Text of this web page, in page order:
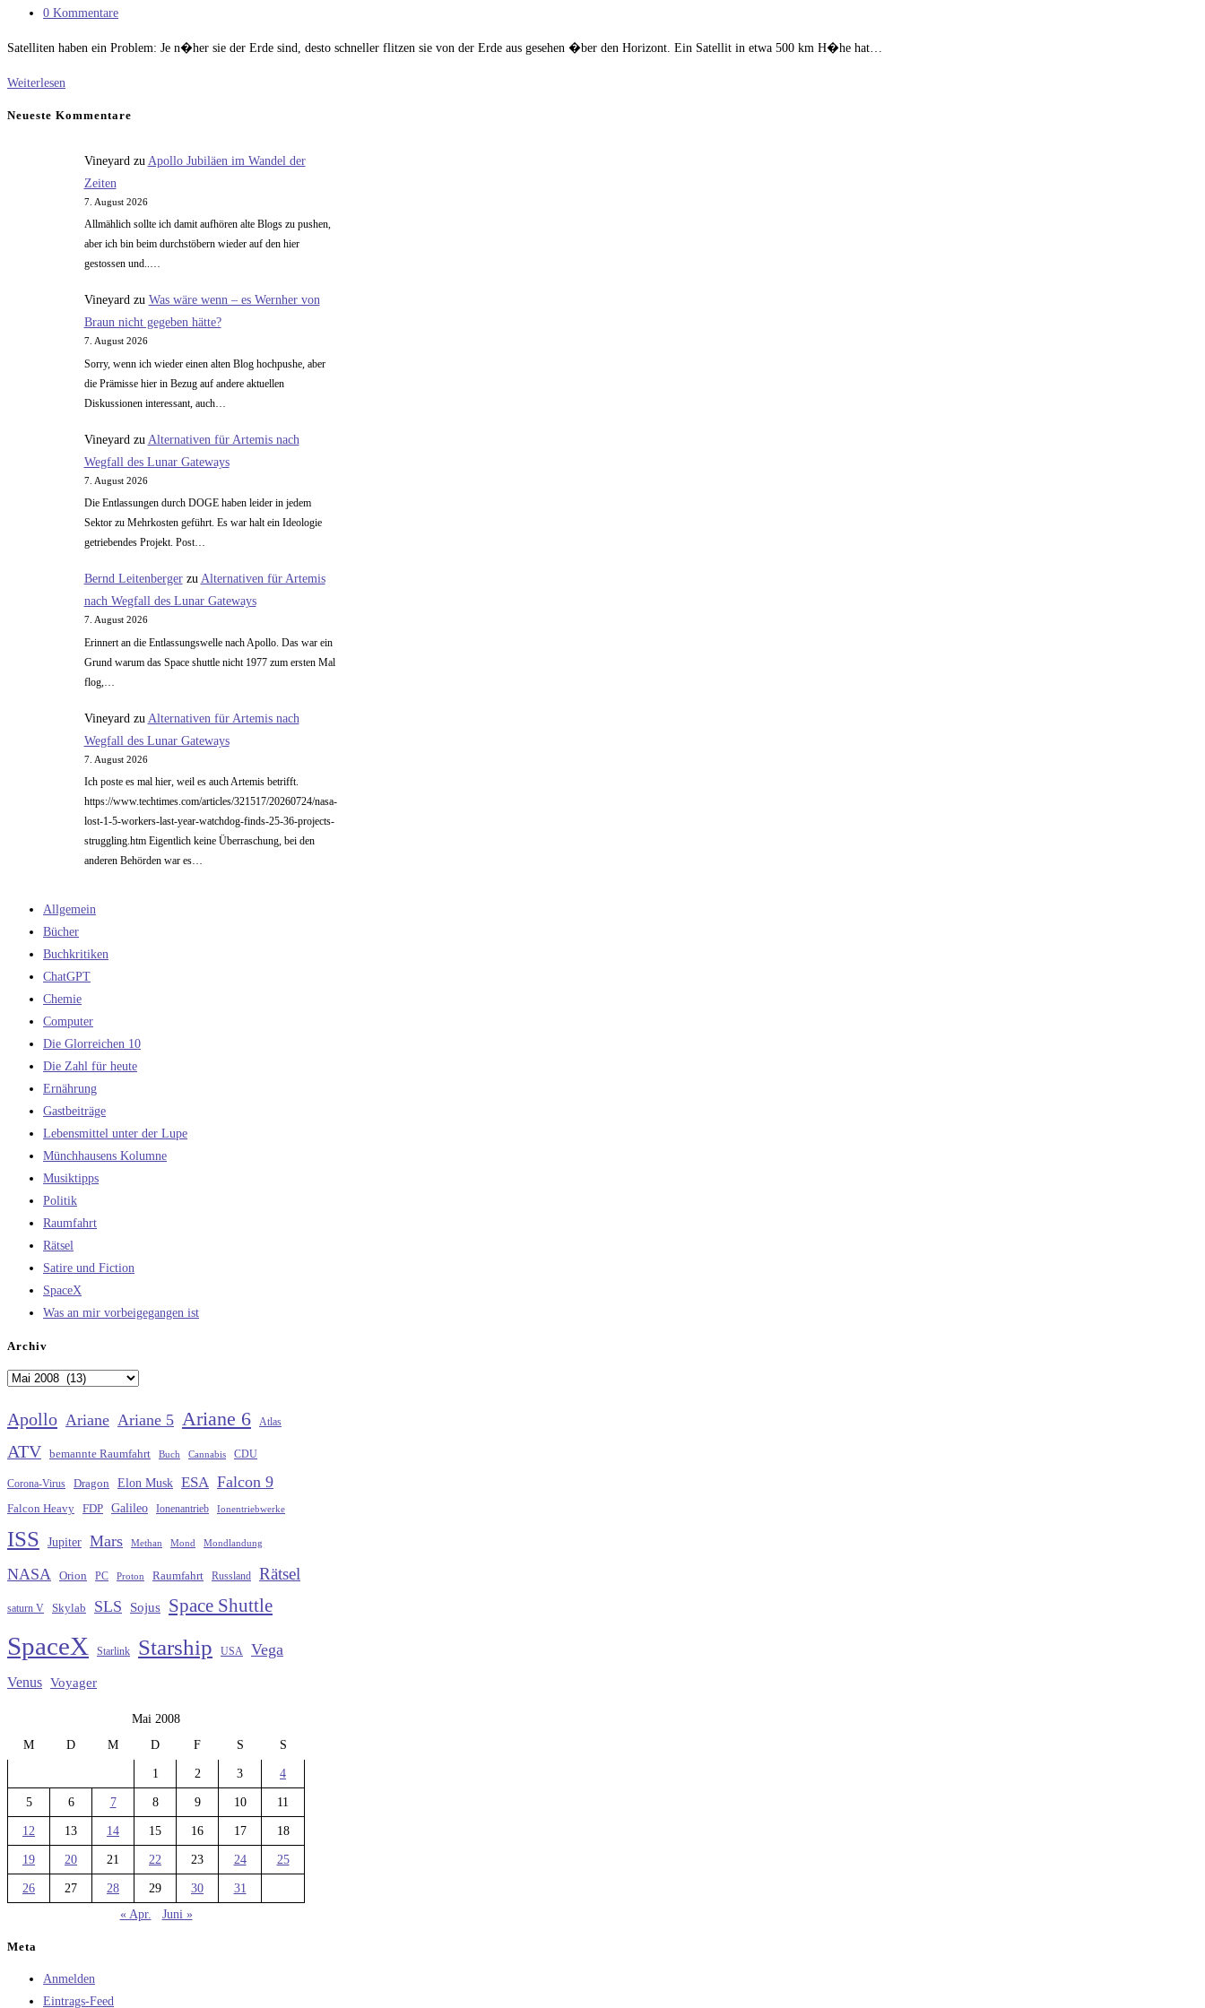
Kategorie:
Beitrags-
0 Kommentare
Satelliten haben ein Problem: Je n�her sie der Erde sind, desto schneller flitzen sie von der Erde aus gesehen �ber den Horizont. Ein Satellit in etwa 500 km H�he hat…
Weiterlesen
Neueste Kommentare
Vineyard zu Apollo Jubiläen im Wandel der
Zeiten
7. August 2026
Allmählich sollte ich damit aufhören alte Blogs zu pushen,
aber ich bin beim durchstöbern wieder auf den hier
gestossen und..…
Vineyardzu Was wäre wenn – es Wernher von
Braun nicht gegeben hätte?
7. August 2026
Sorry, wenn ich wieder einen alten Blog hochpushe, aber
die Prämisse hier in Bezug auf andere aktuellen
Diskussionen interessant, auch…
Vineyard zu Alternativen für Artemis nach
Wegfall des Lunar Gateways
7. August 2026
Die Entlassungen durch DOGE haben leider in jedem
Sektor zu Mehrkosten geführt. Es war halt ein Ideologie
getriebendes Projekt. Post…
Bernd Leitenbergerzu Alternativen für Artemis
nach Wegfall des Lunar Gateways
7. August 2026
Erinnert an die Entlassungswelle nach Apollo. Das war ein
Grund warum das Space shuttle nicht 1977 zum ersten Mal
flog,…
Vineyard zu Alternativen für Artemis nach
Wegfall des Lunar Gateways
7. August 2026
Ich poste es mal hier, weil es auch Artemis betrifft.
https://www.techtimes.com/articles/321517/20260724/nasa-
lost-1-5-workers-last-year-watchdog-finds-25-36-projects-
struggling.htm Eigentlich keine Überraschung, bei den
anderen Behörden war es…
Allgemein
Bücher
Buchkritiken
ChatGPT
Chemie
Computer
Die Glorreichen 10
Die Zahl für heute
Ernährung
Gastbeiträge
Lebensmittel unter der Lupe
Münchhausens Kolumne
Musiktipps
Politik
Raumfahrt
Rätsel
Satire und Fiction
SpaceX
Was an mir vorbeigegangen ist
Archiv
Archiv
Apollo Ariane Ariane 5 Ariane 6 Atlas
ATV bemannte Raumfahrt Buch Cannabis CDU
Corona-Virus Dragon Elon Musk ESA Falcon 9
Falcon Heavy FDP Galileo Ionenantrieb Ionentriebwerke
ISS Jupiter Mars Methan Mond Mondlandung
NASA Orion PC Proton Raumfahrt Russland Rätsel
saturn V Skylab SLS Sojus Space Shuttle
SpaceX Starlink Starship USA Vega
Venus Voyager
Mai 2008
M
D M D F S S
1 2 3 4
5 6 7 8 9 10 11
12 13 14 15 16 17 18
19 20 21 22 23 24 25
26 27 28 29 30
31
« Apr.
Juni »
Meta
Anmelden
Eintrags-Feed